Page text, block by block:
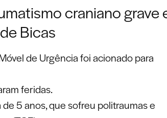
craniano grave
Bicas
de Urgência foi acionado para
feridas.
5 anos, que sofreu politraumas e